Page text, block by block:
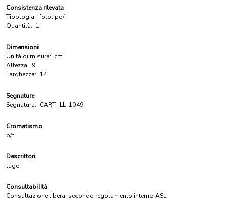
Consistenza rilevata
Tipologia: fototipo/i
Quantità: 1
Dimensioni
Unità di misura: cm
Altezza: 9
Larghezza: 14
Segnature
Segnatura: CART_ILL_1049
Cromatismo
b/n
Descrittori
lago
Consultabilità
Consultazione libera, secondo regolamento interno ASL